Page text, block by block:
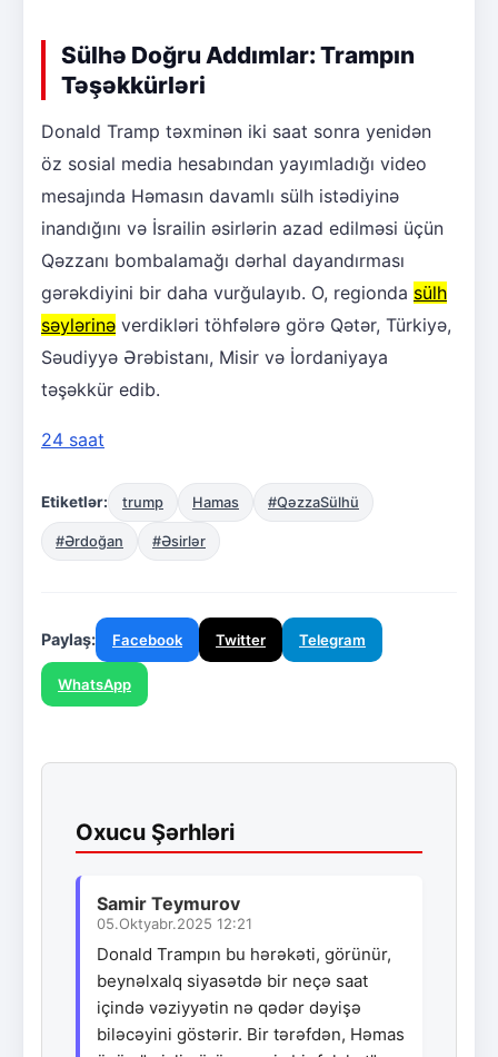
Sülhə Doğru Addımlar: Trampın
Təşəkkürləri
Donald Tramp təxminən iki saat sonra yenidən
öz sosial media hesabından yayımladığı video
mesajında Həmasın davamlı sülh istədiyinə
inandığını və İsrailin əsirlərin azad edilməsi üçün
Qəzzanı bombalamağı dərhal dayandırması
gərəkdiyini bir daha vurğulayıb. O, regionda sülh
səylərinə verdikləri töhfələrə görə Qətər, Türkiyə,
Səudiyyə Ərəbistanı, Misir və İordaniyaya
təşəkkür edib.
24 saat
Etiketlər: trump Hamas #QəzzaSülhü
#Ərdoğan #Əsirlər
Paylaş: Facebook Twitter Telegram
WhatsApp
Oxucu Şərhləri
Samir Teymurov
05.Oktyabr.2025 12:21
Donald Trampın bu hərəkəti, görünür,
beynəlxalq siyasətdə bir neçə saat
içində vəziyyətin nə qədər dəyişə
biləcəyini göstərir. Bir tərəfdən, Həmas